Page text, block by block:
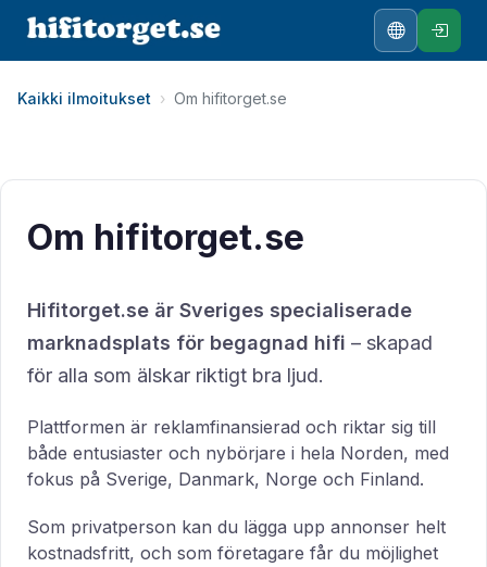
Kaikki ilmoitukset › Om hifitorget.se
Om hifitorget.se
Hifitorget.se är Sveriges specialiserade
marknadsplats för begagnad hifi – skapad
för alla som älskar riktigt bra ljud.
Plattformen är reklamfinansierad och riktar sig till
både entusiaster och nybörjare i hela Norden, med
fokus på Sverige, Danmark, Norge och Finland.
Som privatperson kan du lägga upp annonser helt
kostnadsfritt, och som företagare får du möjlighet